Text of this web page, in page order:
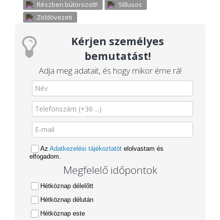
Részben bútorozott!
Stílusos
Zöldövezeti
Kérjen személyes
bemutatást!
Adja meg adatait, és hogy mikor érne rá!
Az Adatkezelési tájékoztatót elolvastam és
elfogadom.
Megfelelő időpontok
Hétköznap délelőtt
Hétköznap délután
Hétköznap este